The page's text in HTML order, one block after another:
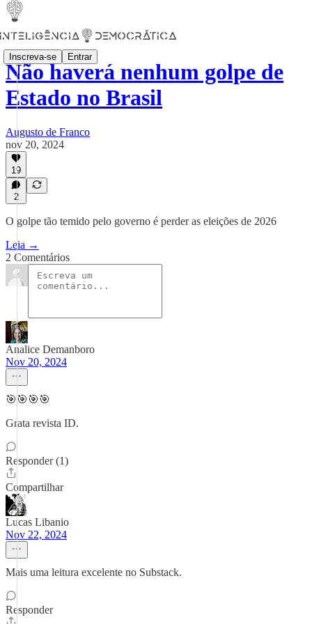
Inscreva-se Entrar
Não haverá nenhum golpe de
Estado no Brasil
Augusto de Franco
nov 20, 2024
19
2
O golpe tão temido pelo governo é perder as eleições de 2026
Leia →
2 Comentários
Analice Demanboro
Nov 20, 2024
🎯🎯🎯🎯
Grata revista ID.
Responder (1)
Compartilhar
Lucas Libanio
Nov 22, 2024
Mais uma leitura excelente no Substack.
Responder